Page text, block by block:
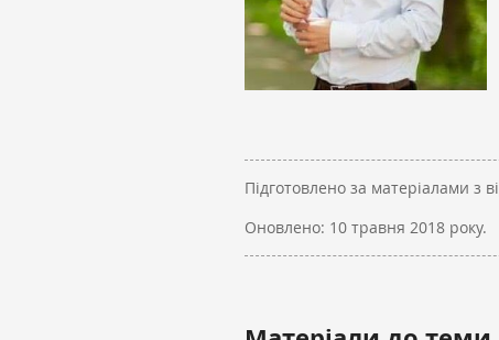
Підготовлено за матеріалами з
Оновлено: 10 травня 2018 року.